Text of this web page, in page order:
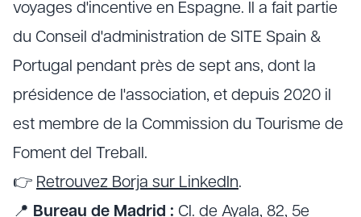
voyages d'incentive en Espagne. Il a fait partie
du Conseil d'administration de SITE Spain &
Portugal pendant près de sept ans, dont la
présidence de l'association, et depuis 2020 il
est membre de la Commission du Tourisme de
Foment del Treball.
👉 Retrouvez Borja sur LinkedIn.
📍 Bureau de Madrid : Cl. de Ayala, 82, 5e